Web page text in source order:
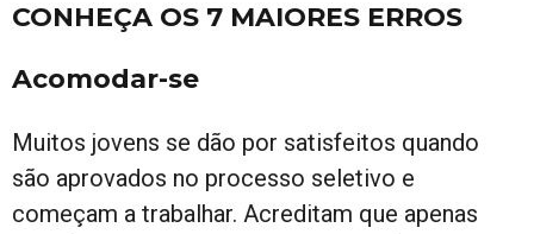
CONHEÇA OS 7 MAIORES ERROS
Acomodar-se
Muitos jovens se dão por satisfeitos quando
são aprovados no processo seletivo e
começam a trabalhar. Acreditam que apenas